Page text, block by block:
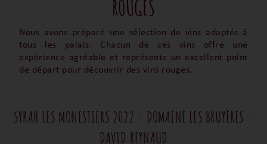
ROUGES
Nous avons préparé une sélection de vins adaptés à
tous les palais. Chacun de ces vins offre une
expérience agréable et représente un excellent point
de départ pour découvrir des vins rouges.
SYRAH LES MONESTIERS 2022 - DOMAINE LES BRUYÈRES -
DAVID REYNAUD